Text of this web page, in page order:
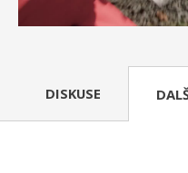
DISKUSE